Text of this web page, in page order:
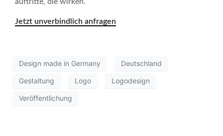
Jetzt unverbindlich anfragen
Design made in Germany Deutschland
Gestaltung Logo Logodesign
Veröffentlichung